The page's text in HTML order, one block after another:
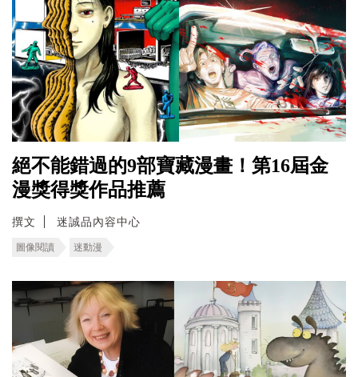
絕不能錯過的9部寶藏漫畫！第16屆金
漫獎得獎作品推薦
撰文 迷誠品內容中心
圖像閱讀 迷動漫